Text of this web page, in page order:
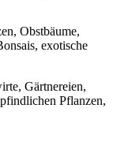
Obstbäume,
exotische
Gärtnereien,
Pflanzen,